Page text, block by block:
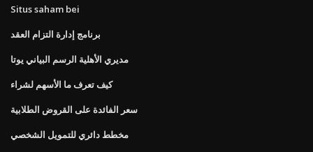
Situs saham bei
برنامج إدارة التزام العقد
مديري الأهلية الرسم البياني يوتا
كيف تعرف ما الأسهم لشراء
سعر الفائدة على القروض الطلابية
مخطط دائري للتمويل الشخصي